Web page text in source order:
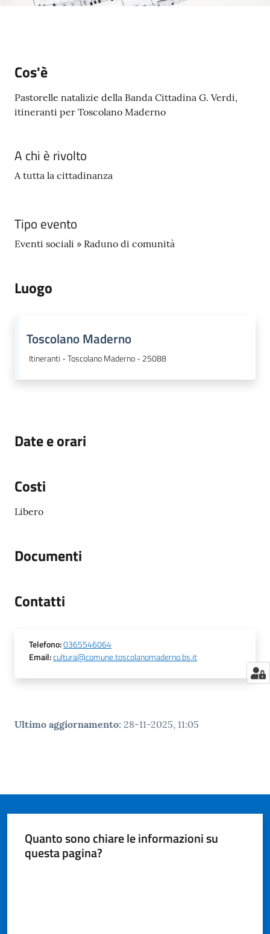
z
s
c
a
s
c
gli
argomenti...
Cos'è
Pastorelle natalizie della Banda Cittadina G. Verdi,
itineranti per Toscolano Maderno
A chi è rivolto
A tutta la cittadinanza
Tipo evento
Eventi sociali » Raduno di comunità
Luogo
Toscolano Maderno
Itineranti - Toscolano Maderno - 25088
Date e orari
Costi
Libero
Documenti
Contatti
Telefono:0365546064
Email:cultura@comune.toscolanomaderno.bs.it
Ultimo aggiornamento: 28-11-2025, 11:05
Quanto sono chiare le informazioni su
questa pagina?